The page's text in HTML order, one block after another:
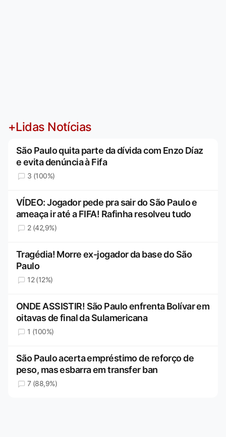
+Lidas Notícias
São Paulo quita parte da dívida com Enzo Díaz
e evita denúncia à Fifa
3 (100%)
VÍDEO: Jogador pede pra sair do São Paulo e
ameaça ir até a FIFA! Rafinha resolveu tudo
2 (42,9%)
Tragédia! Morre ex-jogador da base do São
Paulo
12 (12%)
ONDE ASSISTIR! São Paulo enfrenta Bolívar em
oitavas de final da Sulamericana
1 (100%)
São Paulo acerta empréstimo de reforço de
peso, mas esbarra em transfer ban
7 (88,9%)